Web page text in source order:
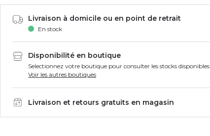
Livraison à domicile ou en point de retrait
En stock
Disponibilité en boutique
Selectionnez votre boutique pour consulter les stocks disponibles
Voir les autres boutiques
Livraison et retours gratuits en magasin